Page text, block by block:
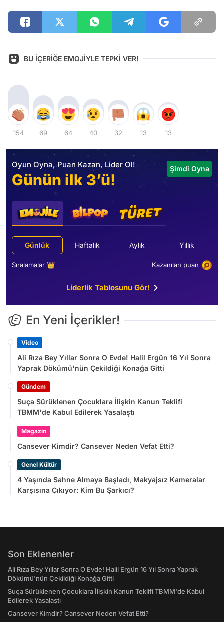
BU İÇERİĞE EMOJİYLE TEPKİ VER!
154 69 64 40 32 13 13
Oyun Oyna, Puan Kazan, Lider Ol!
Günün ilk 3’ü!
Şimdi Oyna
Günlük Haftalık Aylık Yıllık
Sıralamalar 👑 Kazanılan puan
Liderlik Tablosunu Gör!
En Yeni İçerikler!
Video
Ali Rıza Bey Yıllar Sonra O Evde! Halil Ergün 16 Yıl Sonra
Yaprak Dökümü'nün Çekildiği Konağa Gitti
Gündem
Suça Sürüklenen Çocuklara İlişkin Kanun Teklifi
TBMM'de Kabul Edilerek Yasalaştı
Magazin
Cansever Kimdir? Cansever Neden Vefat Etti?
Genel Kültür
4 Yaşında Sahne Almaya Başladı, Makyajsız Kameralar
Karşısına Çıkıyor: Kim Bu Şarkıcı?
Son Eklenenler
Ali Rıza Bey Yıllar Sonra O Evde! Halil Ergün 16 Yıl Sonra Yaprak
Dökümü'nün Çekildiği Konağa Gitti
Suça Sürüklenen Çocuklara İlişkin Kanun Teklifi TBMM'de Kabul
Edilerek Yasalaştı
Cansever Kimdir? Cansever Neden Vefat Etti?